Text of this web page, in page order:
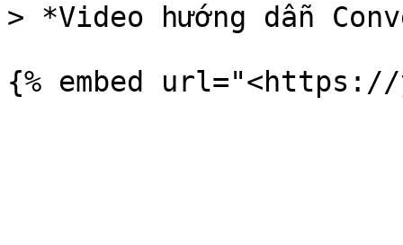
> *Video hướng dẫn